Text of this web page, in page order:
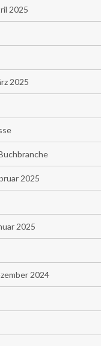
2025
2025
2025
2025
2024